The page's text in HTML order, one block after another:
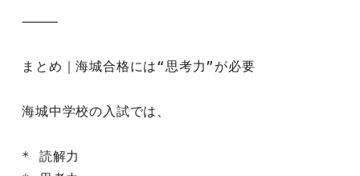
⸻
まとめ｜海城合格には“思考力”が必要
海城中学校の入試では、
* 読解力